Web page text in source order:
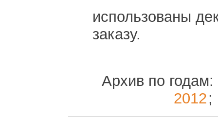
использованы
заказу.
Архив по годам:
2012;